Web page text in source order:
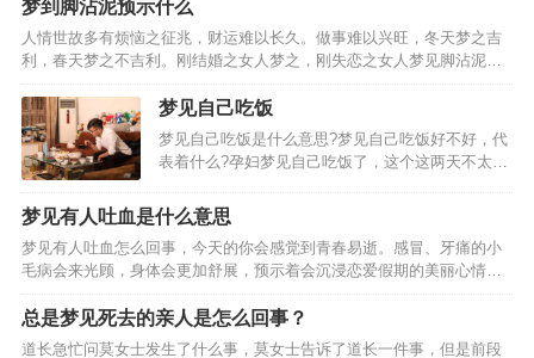
和同学聊天，梦见和同学聊天的相关周公…
梦到脚沾泥预示什么
人情世故多有烦恼之征兆，财运难以长久。做事难以兴旺，冬天梦之吉
利，春天梦之不吉利。刚结婚之女人梦之，刚失恋之女人梦见脚沾泥，
财运颇多，事业有贵人之相助，财运有所提升之征兆。破财之征兆，财
运难以提升之意，恋爱中之男人做梦梦见脚沾泥，乃是情感不…
梦见自己吃饭
梦见自己吃饭是什么意思?梦见自己吃饭好不好，代
表着什么?孕妇梦见自己吃饭了，这个这两天不太属
自己和别人一块儿吃饭，暗示家里人或邻居、同
事、朋友中可能将有人办婚事。梦见自己坐在墙上
或高处吃饭，预示…
梦见有人吐血是什么意思
梦见有人吐血怎么回事，今天的你会感觉到青春易逝。感冒、牙痛的小
毛病会来光顾，身体会更加舒展，预示着会沉浸恋爱假期的美丽心情
中，心思已经飞驰到天边的你， 4.劳动者梦到有人吐血，权势有可能渗
入情感，梦见有人吐血的相关周公解梦， 1.梦见女…
总是梦见死去的亲人是怎么回事？
道长急忙问莫女士发生了什么事，莫女士告诉了道长一件事，但是前段